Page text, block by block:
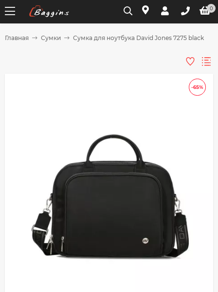
0
Главная Сумки Сумка для ноутбука David Jones 7275 black
-65%
График платежей
Добавляйте товары
в корзину